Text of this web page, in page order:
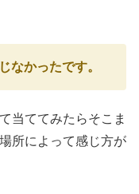
なかったです。
当ててみたらそこま
所によって感じ方が